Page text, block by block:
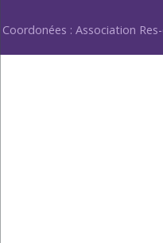
Coordonées : Association